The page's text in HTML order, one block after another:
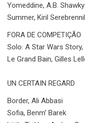
Yomeddine, A.B. Shawky
Summer, Kiril
FORA DE COMPETIÇÃO
Solo: A Star Wars
Le Grand Bain, Gilles
UN CERTAIN REGARD
Border, Ali Abbasi
Sofia, Benm’ Barek